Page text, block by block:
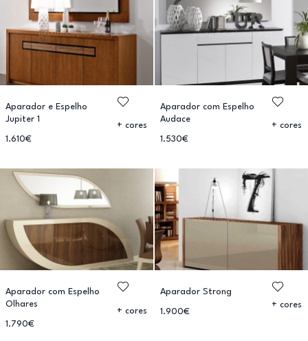
Aparador e Espelho
Jupiter 1
1.610€
+ cores
Aparador com Espelho
Audace
1.530€
+ cores
Aparador com Espelho
Olhares
1.790€
+ cores
Aparador Strong
1.900€
+ cores